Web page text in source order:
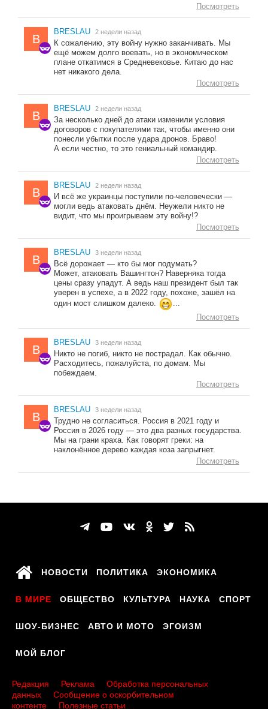
Посмотреть
B
BRESLAU 2 недели назад
К сожалению, эту войну нужно заканчивать. Мы
ещё можем долго воевать, но в экономическом
плане откатимся в Средневековье. Китаю до нас
нет никакого дела.
Посмотреть
B
BRESLAU 2 недели назад
За несколько дней до атаки изменили условия
договоров с покупателями так, чтобы именно они
понесли убытки после удара дронов. Браво!
А если честно, то это гениальный командир.
Посмотреть
B
BRESLAU 2 недели назад
И всё же украинцы поступили по-человечески —
могли ведь атаковать днём. Неужели никто не
видит, что мы проигрываем эту войну!?
Посмотреть
B
BRESLAU 3 недели назад
Всё дорожает — кто бы мог подумать?
Может, атаковать Вашингтон? Наверняка тогда
цены сразу упадут. А ведь наш президент был так
уверен в успехе, а в 2022 году, похоже, зашёл на
один мост слишком далеко.
...
Посмотреть
B
BRESLAU 3 недели назад
Никто не погиб, никто не пострадал. Как обычно.
Расходитесь, пожалуйста, по домам. Мы
побеждаем.
Посмотреть
B
BRESLAU 3 недели назад
Трудно не согласиться. Россия в 2021 году и
Россия в 2026 году — это два разных государства.
Мы на грани краха. Как говорят греки: на
наклонённое дерево каждая коза запрыгнет.
Посмотреть
НОВОСТИ ПОЛИТИКА ЭКОНОМИКА
В МИРЕ ОБЩЕСТВО КУЛЬТУРА НАУКА СПОРТ
ШОУ-БИЗНЕС АВТО И МОТО ЭГОИЗМ
МОЙ БЛОГ
Редакция Реклама
Обработка персональных
данных
Сообщение о оскорбительном
контенте
Полезные статьи